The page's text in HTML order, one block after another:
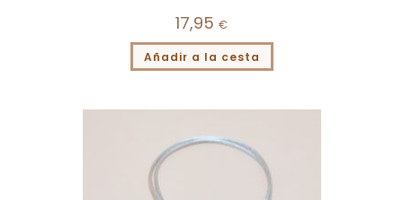
17,95 €
Añadir a la cesta